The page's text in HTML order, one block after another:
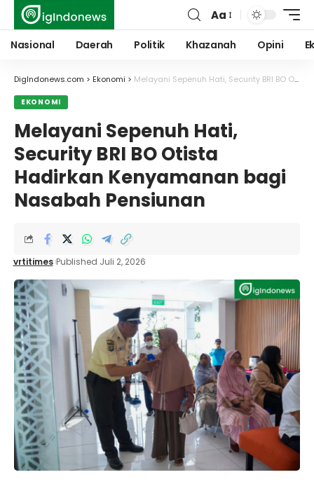
Font
Resizer
Aa
Nasional Daerah Politik Khazanah Opini
DigIndonews.com > Ekonomi > Melayani Sepenuh Hati, Security BRI BO Otista Hadirkan Kenyamanan bagi Nasabah Pensiunan
EKONOMI
Melayani Sepenuh Hati,
Security BRI BO Otista
Hadirkan Kenyamanan bagi
Nasabah Pensiunan
vrtitimes Published Juli 2, 2026